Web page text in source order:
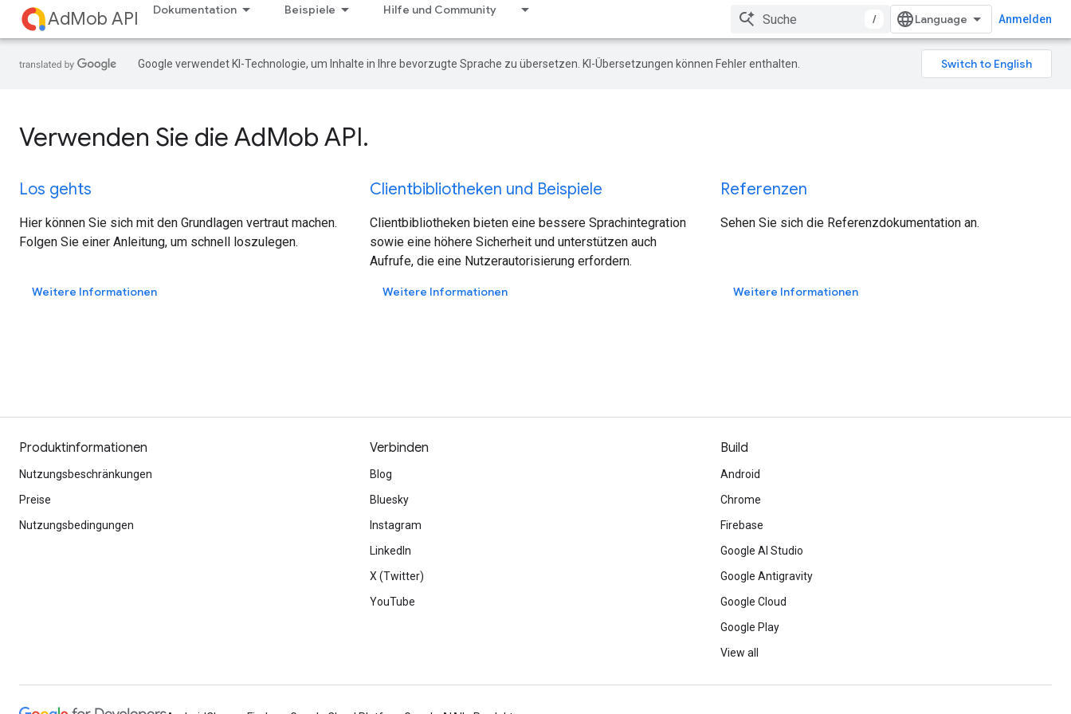
AdMob API Dokumentation Beispiele Hilfe und Community
/ Anmelden
Google verwendet KI-Technologie, um Inhalte in Ihre bevorzugte Sprache zu übersetzen. KI-Übersetzungen können Fehler enthalten.
Verwenden Sie die AdMob API.
Los gehts
Hier können Sie sich mit den Grundlagen vertraut machen.
Folgen Sie einer Anleitung, um schnell loszulegen.
Weitere Informationen
Clientbibliotheken und Beispiele
Clientbibliotheken bieten eine bessere Sprachintegration
sowie eine höhere Sicherheit und unterstützen auch
Aufrufe, die eine Nutzerautorisierung erfordern.
Weitere Informationen
Referenzen
Sehen Sie sich die Referenzdokumentation an.
Weitere Informationen
Produktinformationen
Nutzungsbeschränkungen
Preise
Nutzungsbedingungen
Verbinden
Blog
Bluesky
Instagram
LinkedIn
X (Twitter)
YouTube
Build
Android
Chrome
Firebase
Google AI Studio
Google Antigravity
Google Cloud
Google Play
View all